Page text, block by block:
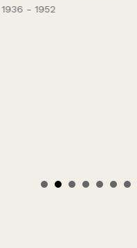
1936 - 1952